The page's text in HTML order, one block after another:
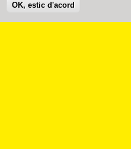
OK, estic d'acord